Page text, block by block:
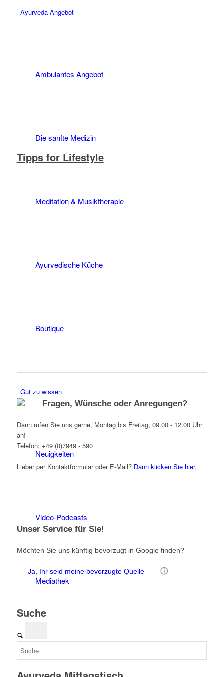
Ayurveda Angebot
Ambulantes Angebot
Die sanfte Medizin
Meditation & Musiktherapie
Ayurvedische Küche
Boutique
Gut zu wissen
Neuigkeiten
Video-Podcasts
Mediathek
Gästebuch
Tipps for Lifestyle
Fragen, Wünsche oder Anregungen?
Dann rufen Sie uns gerne, Montag bis Freitag, 09.00 - 12.00 Uhr
an!
Telefon: +49 (0)7949 - 590
Lieber per Kontaktformular oder E-Mail? Dann klicken Sie hier.
Unser Service für Sie!
Möchten Sie uns künftig bevorzugt in Google finden?
Ja, Ihr seid meine bevorzugte Quelle ⓘ
Suche